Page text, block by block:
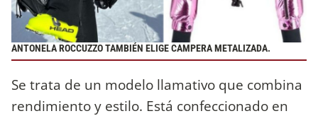
ANTONELA ROCCUZZO TAMBIÉN ELIGE CAMPERA METALIZADA.
Se trata de un modelo llamativo que combina
rendimiento y estilo. Está confeccionado en